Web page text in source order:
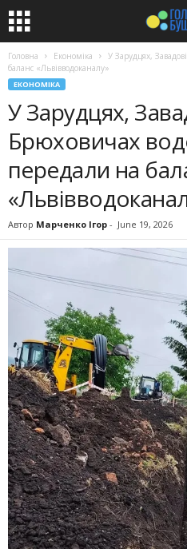
Головна Економіка
У Зарудцях,
баланс «Львівводоканалу»
ЕКОНОМІКА
У Зарудцях,
Брюховичах
передали на
Автор Марченко Ігор - June 19, 2026